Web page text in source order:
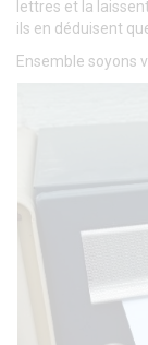
lettres et la
ils en déduisent
Ensemble soyons